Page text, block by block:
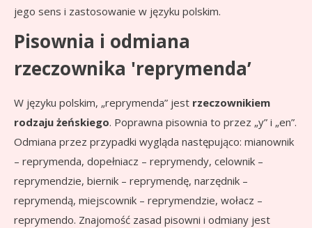
jego sens i zastosowanie w języku polskim.
Pisownia i odmiana
rzeczownika 'reprymenda’
W języku polskim, „reprymenda” jest rzeczownikiem
rodzaju żeńskiego. Poprawna pisownia to przez „y” i „en”.
Odmiana przez przypadki wygląda następująco: mianownik
– reprymenda, dopełniacz – reprymendy, celownik –
reprymendzie, biernik – reprymendę, narzędnik –
reprymendą, miejscownik – reprymendzie, wołacz –
reprymendo. Znajomość zasad pisowni i odmiany jest